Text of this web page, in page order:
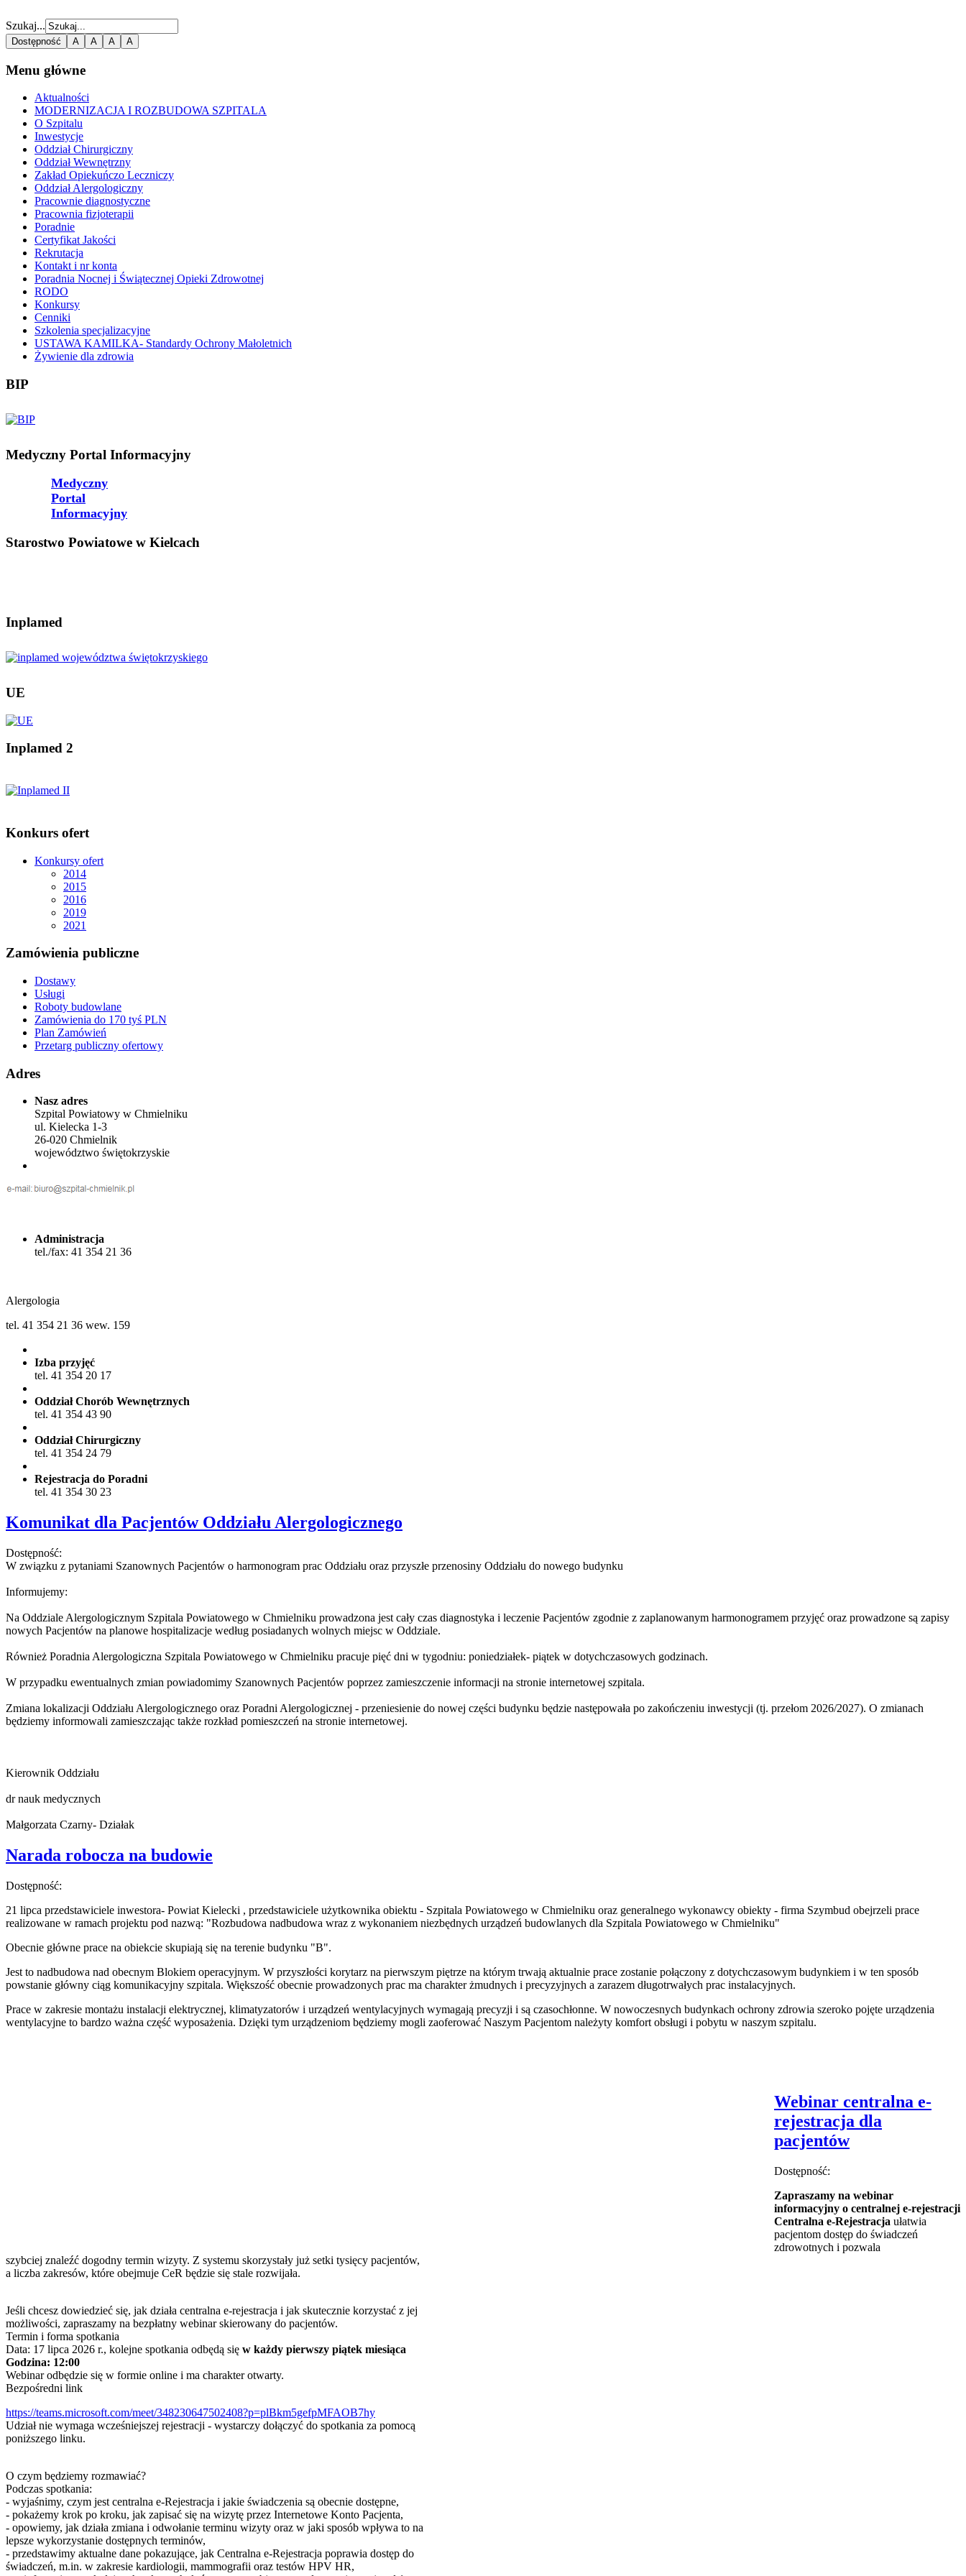
Szukaj...
Dostępność A A A A
Menu główne
Aktualności
MODERNIZACJA I ROZBUDOWA SZPITALA
O Szpitalu
Inwestycje
Oddział Chirurgiczny
Oddział Wewnętrzny
Zakład Opiekuńczo Leczniczy
Oddział Alergologiczny
Pracownie diagnostyczne
Pracownia fizjoterapii
Poradnie
Certyfikat Jakości
Rekrutacja
Kontakt i nr konta
Poradnia Nocnej i Świątecznej Opieki Zdrowotnej
RODO
Konkursy
Cenniki
Szkolenia specjalizacyjne
USTAWA KAMILKA- Standardy Ochrony Małoletnich
Żywienie dla zdrowia
BIP
Medyczny Portal Informacyjny
Medyczny
Portal
Informacyjny
Starostwo Powiatowe w Kielcach
Inplamed
UE
Inplamed 2
Konkurs ofert
Konkursy ofert
2014
2015
2016
2019
2021
Zamówienia publiczne
Dostawy
Usługi
Roboty budowlane
Zamówienia do 170 tyś PLN
Plan Zamówień
Przetarg publiczny ofertowy
Adres
Nasz adres
Szpital Powiatowy w Chmielniku
ul. Kielecka 1-3
26-020 Chmielnik
województwo świętokrzyskie
Administracja
tel./fax: 41 354 21 36
Alergologia
tel. 41 354 21 36 wew. 159
Izba przyjęć
tel. 41 354 20 17
Oddział Chorób Wewnętrznych
tel. 41 354 43 90
Oddział Chirurgiczny
tel. 41 354 24 79
Rejestracja do Poradni
tel. 41 354 30 23
Komunikat dla Pacjentów Oddziału Alergologicznego
Dostępność:
W związku z pytaniami Szanownych Pacjentów o harmonogram prac Oddziału oraz przyszłe przenosiny Oddziału do nowego budynku
Informujemy:
Na Oddziale Alergologicznym Szpitala Powiatowego w Chmielniku prowadzona jest cały czas diagnostyka i leczenie Pacjentów zgodnie z zaplanowanym harmonogramem przyjęć oraz prowadzone są zapisy
nowych Pacjentów na planowe hospitalizacje według posiadanych wolnych miejsc w Oddziale.
Również Poradnia Alergologiczna Szpitala Powiatowego w Chmielniku pracuje pięć dni w tygodniu: poniedziałek- piątek w dotychczasowych godzinach.
W przypadku ewentualnych zmian powiadomimy Szanownych Pacjentów poprzez zamieszczenie informacji na stronie internetowej szpitala.
Zmiana lokalizacji Oddziału Alergologicznego oraz Poradni Alergologicznej - przeniesienie do nowej części budynku będzie następowała po zakończeniu inwestycji (tj. przełom 2026/2027). O zmianach
będziemy informowali zamieszczając także rozkład pomieszczeń na stronie internetowej.
Kierownik Oddziału
dr nauk medycznych
Małgorzata Czarny- Działak
Narada robocza na budowie
Dostępność:
21 lipca przedstawiciele inwestora- Powiat Kielecki , przedstawiciele użytkownika obiektu - Szpitala Powiatowego w Chmielniku oraz generalnego wykonawcy obiekty - firma Szymbud obejrzeli prace
realizowane w ramach projektu pod nazwą: "Rozbudowa nadbudowa wraz z wykonaniem niezbędnych urządzeń budowlanych dla Szpitala Powiatowego w Chmielniku"
Obecnie główne prace na obiekcie skupiają się na terenie budynku "B".
Jest to nadbudowa nad obecnym Blokiem operacyjnym. W przyszłości korytarz na pierwszym piętrze na którym trwają aktualnie prace zostanie połączony z dotychczasowym budynkiem i w ten sposób
powstanie główny ciąg komunikacyjny szpitala. Większość obecnie prowadzonych prac ma charakter żmudnych i precyzyjnych a zarazem długotrwałych prac instalacyjnych.
Prace w zakresie montażu instalacji elektrycznej, klimatyzatorów i urządzeń wentylacyjnych wymagają precyzji i są czasochłonne. W nowoczesnych budynkach ochrony zdrowia szeroko pojęte urządzenia
wentylacyjne to bardzo ważna część wyposażenia. Dzięki tym urządzeniom będziemy mogli zaoferować Naszym Pacjentom należyty komfort obsługi i pobytu w naszym szpitalu.
Webinar centralna e-
rejestracja dla
pacjentów
Dostępność:
Zapraszamy na webinar
informacyjny o centralnej e-rejestracji
Centralna e-Rejestracja ułatwia
pacjentom dostęp do świadczeń
zdrowotnych i pozwala
szybciej znaleźć dogodny termin wizyty. Z systemu skorzystały już setki tysięcy pacjentów,
a liczba zakresów, które obejmuje CeR będzie się stale rozwijała.
Jeśli chcesz dowiedzieć się, jak działa centralna e-rejestracja i jak skutecznie korzystać z jej
możliwości, zapraszamy na bezpłatny webinar skierowany do pacjentów.
Termin i forma spotkania
Data: 17 lipca 2026 r., kolejne spotkania odbędą się w każdy pierwszy piątek miesiąca
Godzina: 12:00
Webinar odbędzie się w formie online i ma charakter otwarty.
Bezpośredni link
https://teams.microsoft.com/meet/348230647502408?p=plBkm5gefpMFAOB7hy
Udział nie wymaga wcześniejszej rejestracji - wystarczy dołączyć do spotkania za pomocą
poniższego linku.
O czym będziemy rozmawiać?
Podczas spotkania:
- wyjaśnimy, czym jest centralna e-Rejestracja i jakie świadczenia są obecnie dostępne,
- pokażemy krok po kroku, jak zapisać się na wizytę przez Internetowe Konto Pacjenta,
- opowiemy, jak działa zmiana i odwołanie terminu wizyty oraz w jaki sposób wpływa to na
lepsze wykorzystanie dostępnych terminów,
- przedstawimy aktualne dane pokazujące, jak Centralna e-Rejestracja poprawia dostęp do
świadczeń, m.in. w zakresie kardiologii, mammografii oraz testów HPV HR,